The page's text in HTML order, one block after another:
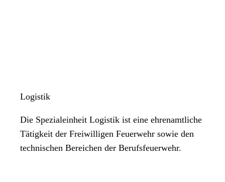
Logistik
Die Spezialeinheit Logistik ist eine ehrenamtliche
Tätigkeit der Freiwilligen Feuerwehr sowie den
technischen Bereichen der Berufsfeuerwehr.